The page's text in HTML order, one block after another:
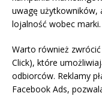
uwagę użytkowników,
lojalność wobec marki.
Warto również
Click), które
odbiorców. Reklamy
Facebook Ads,